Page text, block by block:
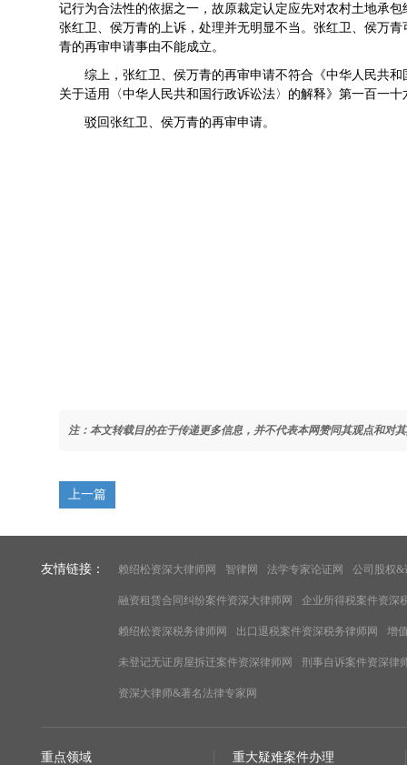
记行为合法性的依据之一，故原裁定认定应先对农村土地承
张红卫、侯万青的上诉，处理并无明显不当。张红卫、侯万
青的再审申请事由不能成立。
综上，张红卫、侯万青的再审申请不符合《中华人民共
关于适用〈中华人民共和国行政诉讼法〉的解释》第一百一
驳回张红卫、侯万青的再审申请。
注：本文转载目的在于传递更多信息，并不代表本网赞同其观点和对
上一篇
友情链接： 赖绍松资深大律师网 智律网 法学专家论证网 公司股权&
融资租赁合同纠纷案件资深大律师网 企业所得税案件资深
赖绍松资深税务律师网 出口退税案件资深税务律师网 增
未登记无证房屋拆迁案件资深律师网 刑事自诉案件资深律
资深大律师&著名法律专家网
重点领域 重大疑难案件办理